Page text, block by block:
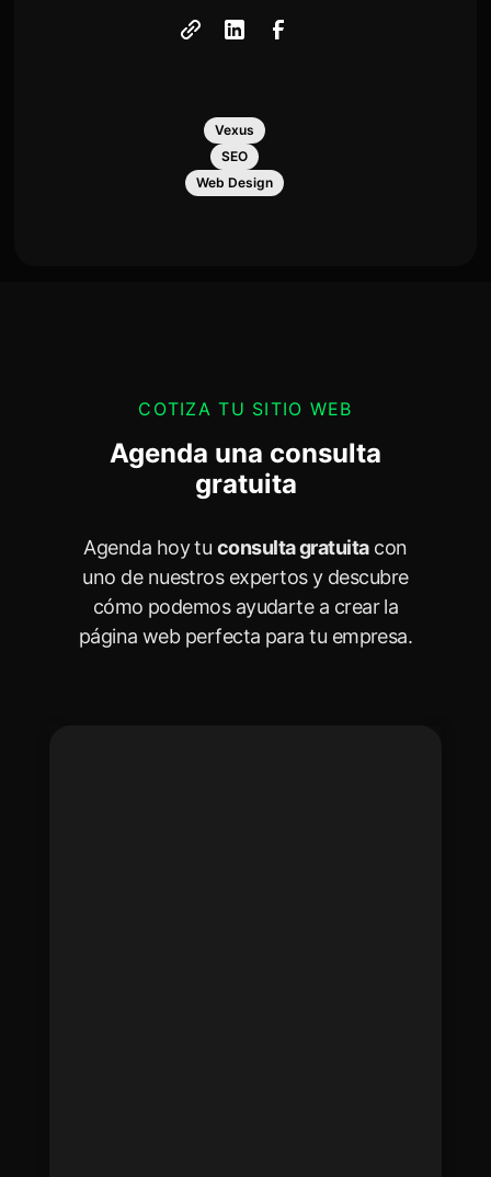
Vexus
SEO
Web Design
COTIZA TU SITIO WEB
Agenda una consulta
gratuita
Agenda hoy tu consulta gratuitacon
uno de nuestros expertos y descubre
cómo podemos ayudarte a crear la
página web perfecta para tu empresa.